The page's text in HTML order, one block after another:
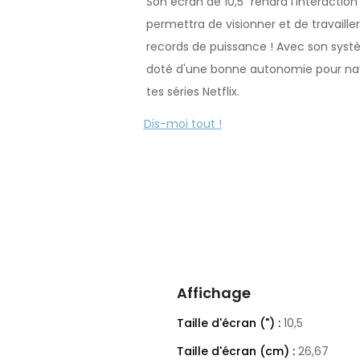
permettra de visionner et de
records de puissance ! Avec son
doté d'une bonne autonomie pour
tes séries Netflix.
Dis-moi tout !
Affichage
Taille d'écran (") : 10,5
Taille d'écran (cm) : 26,67